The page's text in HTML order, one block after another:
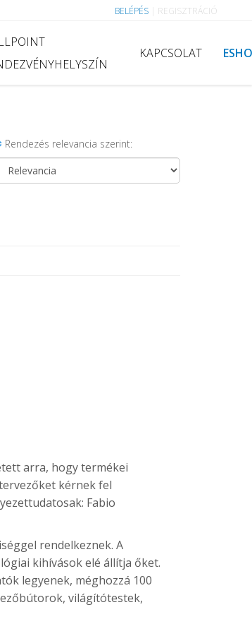
BELÉPÉS REGISZTRÁCIÓ
KAPCSOLAT
Rendezés relevancia szerint:
arra, hogy termékei
kérnek fel
Fabio
rendelkeznek. A
kihívások elé állítja őket.
legyenek, méghozzá 100
világítótestek,